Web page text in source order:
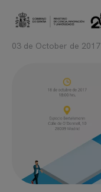
03 de October de 2017